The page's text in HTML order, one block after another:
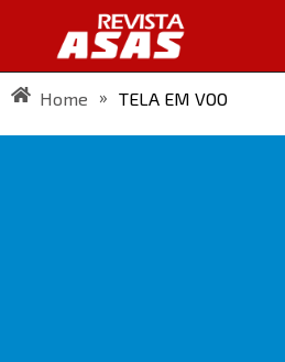
Home » TELA EM VOO